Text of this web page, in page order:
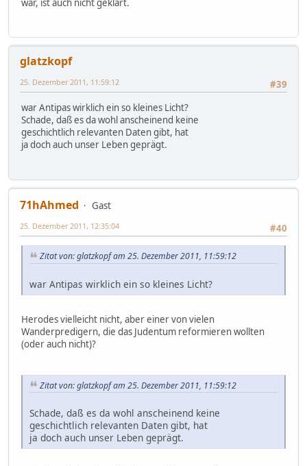
war, ist auch nicht geklärt.
glatzkopf
#39
25. Dezember 2011, 11:59:12
war Antipas wirklich ein so kleines Licht?
Schade, daß es da wohl anscheinend keine
geschichtlich relevanten Daten gibt, hat
ja doch auch unser Leben geprägt.
71hAhmed
Gast
#40
25. Dezember 2011, 12:35:04
Zitat von: glatzkopf am 25. Dezember 2011, 11:59:12
war Antipas wirklich ein so kleines Licht?
Herodes vielleicht nicht, aber einer von vielen
Wanderpredigern, die das Judentum reformieren wollten
(oder auch nicht)?
Zitat von: glatzkopf am 25. Dezember 2011, 11:59:12
Schade, daß es da wohl anscheinend keine
geschichtlich relevanten Daten gibt, hat
ja doch auch unser Leben geprägt.